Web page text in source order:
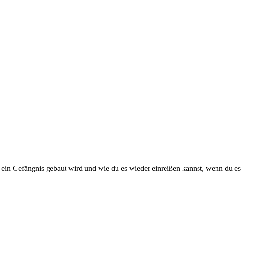
Gefängnis gebaut wird und wie du es wieder einreißen kannst, wenn du es